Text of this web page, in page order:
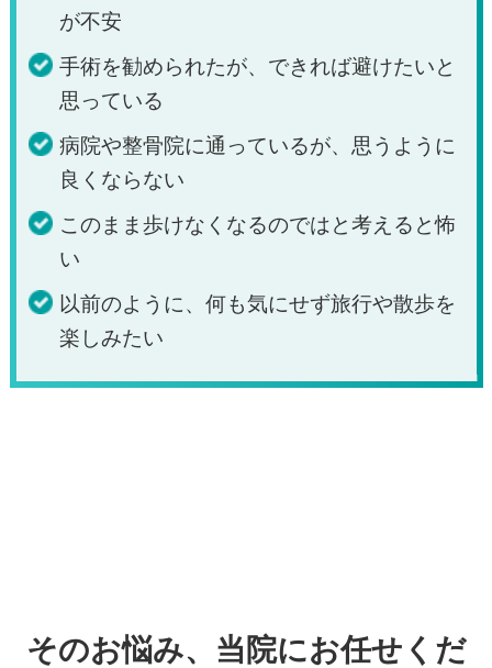
が不安
手術を勧められたが、できれば避けたいと
思っている
病院や整骨院に通っているが、思うように
良くならない
このまま歩けなくなるのではと考えると怖
い
以前のように、何も気にせず旅行や散歩を
楽しみたい
そのお悩み、当院にお任せくだ